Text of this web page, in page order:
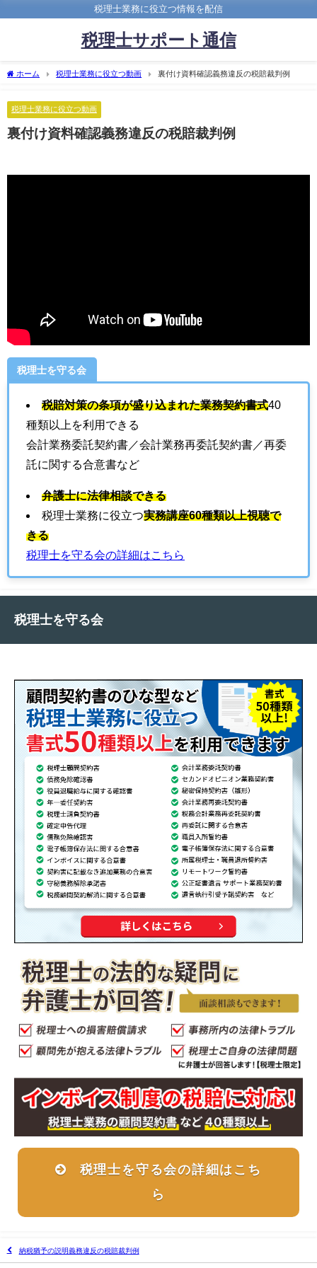
税理士業務に役立つ情報を配信
税理士サポート通信
ホーム 税理士業務に役立つ動画 裏付け資料確認義務違反の税賠裁判例
税理士業務に役立つ動画
裏付け資料確認義務違反の税賠裁判例
税理士を守る会
税賠対策の条項が盛り込まれた業務契約書式40
種類以上を利用できる
会計業務委託契約書／会計業務再委託契約書／再委
託に関する合意書など
弁護士に法律相談できる
税理士業務に役立つ実務講座60種類以上視聴で
きる
税理士を守る会の詳細はこちら
税理士を守る会
税理士を守る会の詳細はこち
ら
納税猶予の説明義務違反の税賠裁判例